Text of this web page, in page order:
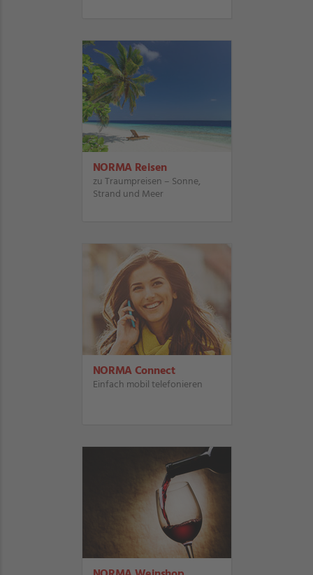
NORMA Reisen
zu Traumpreisen – Sonne,
Strand und Meer
NORMA Connect
Einfach mobil telefonieren